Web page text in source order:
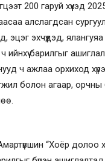
200 гаруй
алслагдсан
эцэг эхчүүдэд,
барилгыг
ч ажлаа орхиход
болон агаар,
“Хоёр долоо